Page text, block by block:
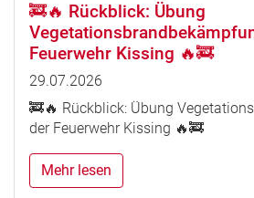
🚒🔥 Rückblick: Übung
Feuerwehr Kissing 🔥🚒
29.07.2026
🚒🔥 Rückblick: Übung
der Feuerwehr Kissing 🔥🚒
Mehr lesen